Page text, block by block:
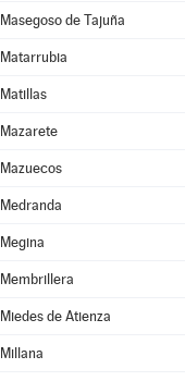
Masegoso de Tajuña
Matarrubia
Matillas
Mazarete
Mazuecos
Medranda
Megina
Membrillera
Miedes de Atienza
Millana